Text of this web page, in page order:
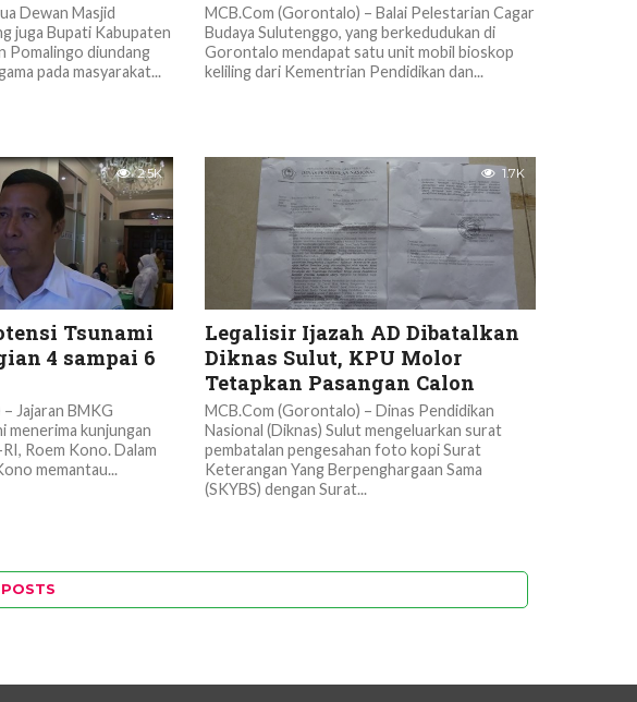
Dewan Masjid
juga Bupati Kabupaten
Pomalingo diundang
pada masyarakat...
MCB.Com (Gorontalo) – Balai Pelestarian Cagar
Budaya Sulutenggo, yang berkedudukan di
Gorontalo mendapat satu unit mobil bioskop
keliling dari Kementrian Pendidikan dan...
2.5K
Tsunami
4 sampai 6
Jajaran BMKG
kunjungan
Roem Kono. Dalam
memantau...
1.7K
Legalisir Ijazah AD Dibatalkan
Diknas Sulut, KPU Molor
Tetapkan Pasangan Calon
MCB.Com (Gorontalo) – Dinas Pendidikan
Nasional (Diknas) Sulut mengeluarkan surat
pembatalan pengesahan foto kopi Surat
Keterangan Yang Berpenghargaan Sama
(SKYBS) dengan Surat...